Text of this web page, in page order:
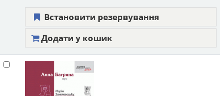
Встановити резервування
Додати у кошик